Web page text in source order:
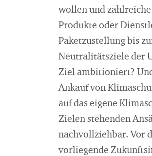
wollen und
Produkte oder
Paketzustellung bis
Neutralitätsziele der
Ziel ambitioniert?
Ankauf von
auf das eigene
Zielen stehenden
nachvollziehbar. Vor
vorliegende